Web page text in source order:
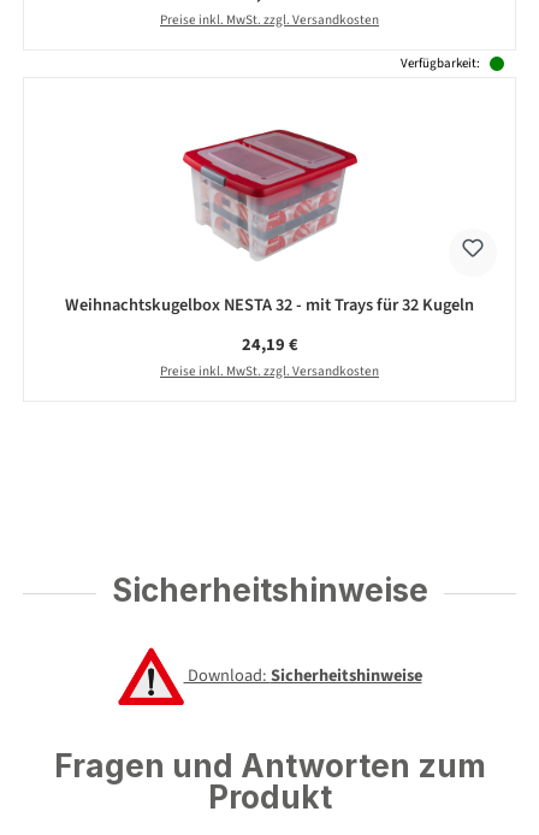
Preise inkl. MwSt. zzgl. Versandkosten
Verfügbarkeit:
Weihnachtskugelbox NESTA 32 - mit Trays für 32 Kugeln
Regulärer Preis:
24,19 €
Preise inkl. MwSt. zzgl. Versandkosten
Sicherheitshinweise
Download:Sicherheitshinweise
Fragen und Antworten zum
Produkt